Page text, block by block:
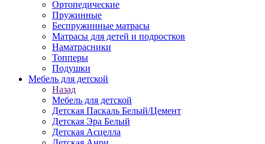
Ортопедические
Пружинные
Беспружинные матрасы
Матрасы для детей и подростков
Наматрасники
Топперы
Подушки
Мебель для детской
Назад
Мебель для детской
Детская Паскаль Белый/Цемент
Детская Эра Белый
Детская Асцелла